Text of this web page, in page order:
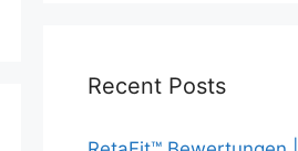
Recent Posts